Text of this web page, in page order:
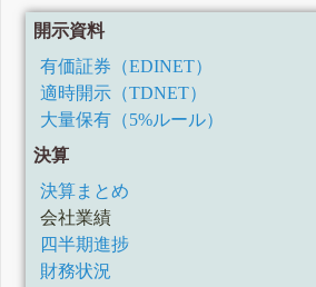
開示資料
有価証券（EDINET）
適時開示（TDNET）
大量保有（5%ルール）
決算
決算まとめ
会社業績
四半期進捗
財務状況